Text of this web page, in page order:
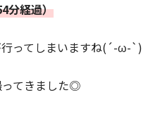
分経過）
ってしまいますね(´-ω-`)
ってきました◎